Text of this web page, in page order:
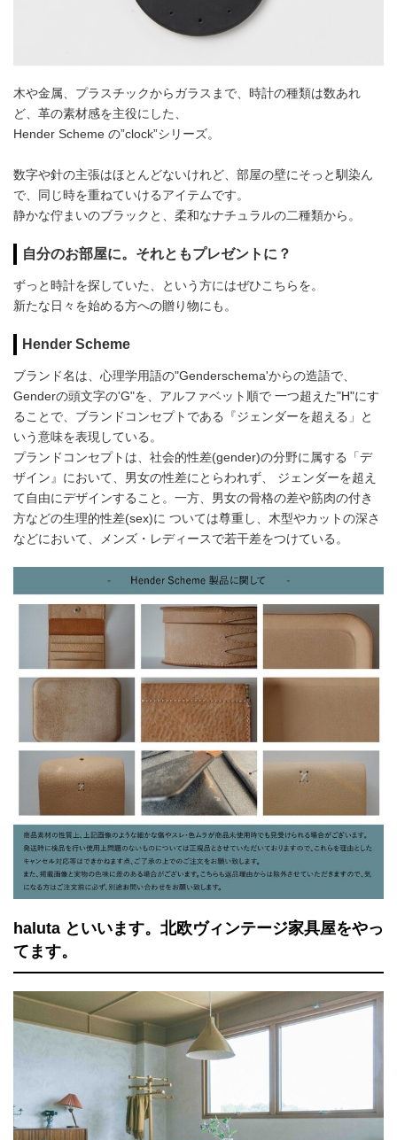
木や金属、プラスチックからガラスまで、時計の種類は数あれ
ど、革の素材感を主役にした、
Hender Scheme の”clock”シリーズ。
数字や針の主張はほとんどないけれど、部屋の壁にそっと馴染ん
で、同じ時を重ねていけるアイテムです。
静かな佇まいのブラックと、柔和なナチュラルの二種類から。
自分のお部屋に。それともプレゼントに？
ずっと時計を探していた、という方にはぜひこちらを。
新たな日々を始める方への贈り物にも。
Hender Scheme
ブランド名は、心理学用語の"Genderschema'からの造語で、
Genderの頭文字の'G"を、アルファベット順で 一つ超えた"H"にす
ることで、ブランドコンセプトである『ジェンダーを超える」と
いう意味を表現している。
プランドコンセプトは、社会的性差(gender)の分野に属する「デ
ザイン』において、男女の性差にとらわれず、 ジェンダーを超え
て自由にデザインすること。一方、男女の骨格の差や筋肉の付き
方などの生理的性差(sex)に ついては尊重し、木型やカットの深さ
などにおいて、メンズ・レディースで若干差をつけている。
haluta といいます。北欧ヴィンテージ家具屋をやっ
てます。